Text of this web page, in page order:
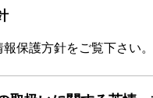
保護方針をご覧下さい。